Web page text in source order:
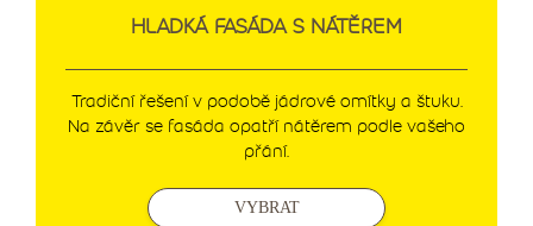
HLADKÁ FASÁDA S NÁTĚREM
Tradiční řešení v podobě jádrové omítky a štuku.
Na závěr se fasáda opatří nátěrem podle vašeho
přání.
VYBRAT